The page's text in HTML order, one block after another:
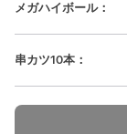
メガハイボール：
串カツ10本 ：